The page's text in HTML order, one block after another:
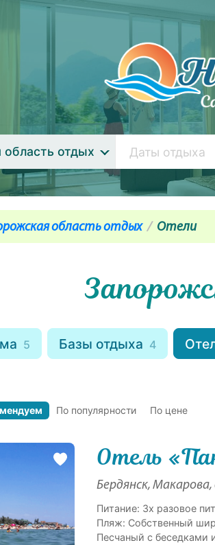
отдых
область отдых Отели
5 Базы отдыха 4
По популярности По цене
Отель
Бердянск, Макарова,
Питание: 3х разовое
Пляж: Собственный
Песчаный с беседками